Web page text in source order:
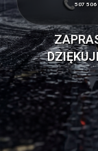
507 506